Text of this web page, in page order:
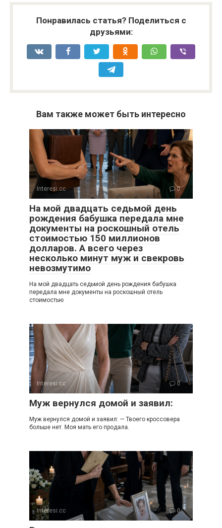
Понравилась статья? Поделиться с
друзьями:
Вам также может быть интересно
Interesi.cc 0
На мой двадцать седьмой день
рождения бабушка передала мне
документы на роскошный отель
стоимостью 150 миллионов
долларов. А всего через
несколько минут муж и свекровь
невозмутимо
На мой двадцать седьмой день рождения бабушка
передала мне документы на роскошный отель
стоимостью
Interesi.cc 0
Муж вернулся домой и заявил:
Муж вернулся домой и заявил: — Твоего кроссовера
больше нет. Моя мать его продала.
Interesi.cc 0